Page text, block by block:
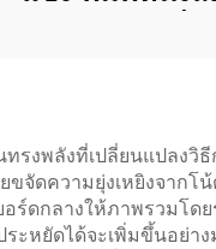
งพลังที่เปลี่ยนแปลงวิ
ขจัดความยุ่งเหยิงจา
ดกลางให้ภาพรวมโด
ะหยัดได้จะเพิ่มขึ้นอย่